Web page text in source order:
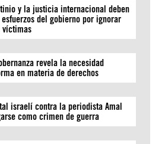
y la justicia internacional deben
del gobierno por ignorar
víctimas
revela la necesidad
en materia de derechos
israelí contra la periodista Amal
como crimen de guerra